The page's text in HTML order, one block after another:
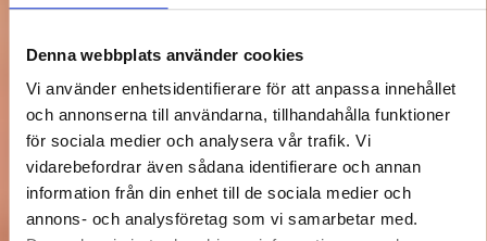
Denna webbplats använder cookies
Vi använder enhetsidentifierare för att anpassa innehållet
och annonserna till användarna, tillhandahålla funktioner
för sociala medier och analysera vår trafik. Vi
vidarebefordrar även sådana identifierare och annan
information från din enhet till de sociala medier och
annons- och analysföretag som vi samarbetar med.
Boka Kontakt ⟶